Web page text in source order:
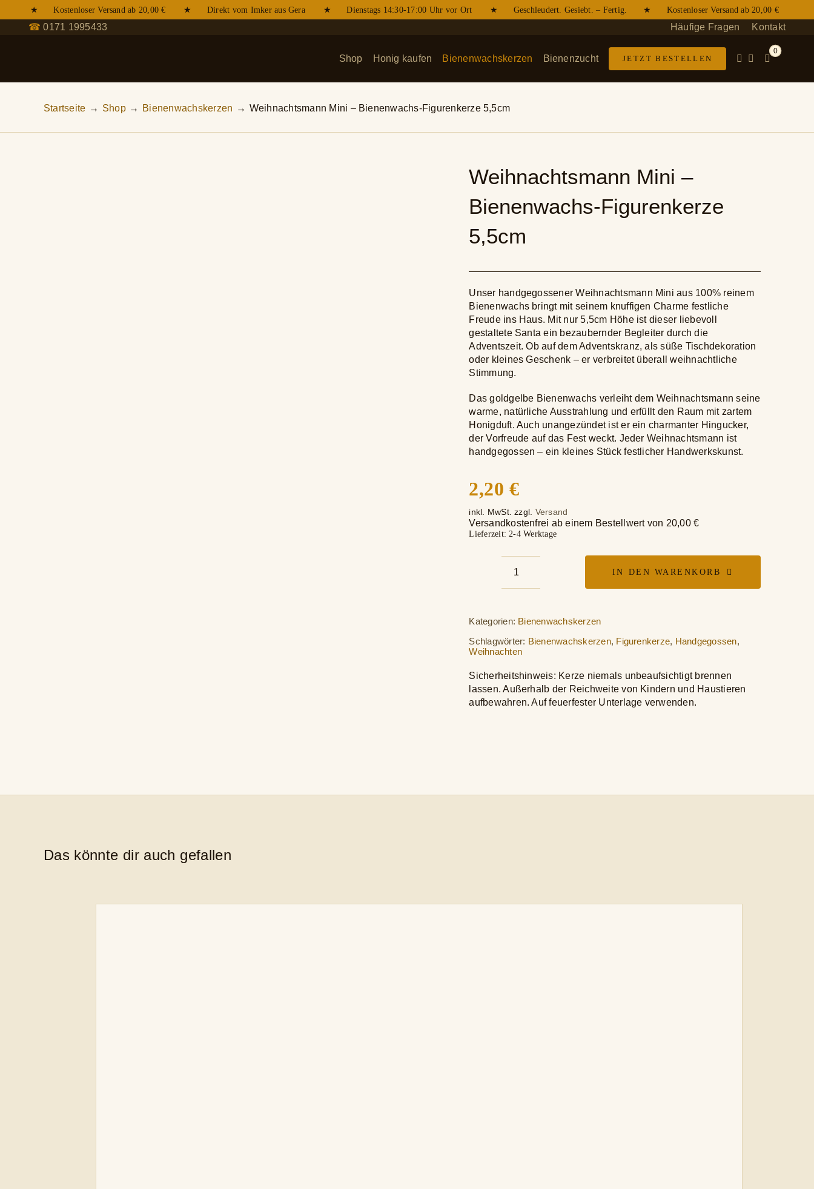
Inhalt
springen
★ Kostenloser Versand ab 20,00 € ★ Direkt vom Imker aus Gera ★ Dienstags 14:30-17:00 Uhr vor Ort ★ Geschleudert. Gesiebt. – Fertig. ★ Kostenloser Versand ab 20,00 € ★
☎0171 1995433 Häufige Fragen Kontakt
Shop Honig kaufen Bienenwachskerzen Bienenzucht JETZT BESTELLEN
0
Startseite Shop Bienenwachskerzen Weihnachtsmann Mini – Bienenwachs-Figurenkerze 5,5cm
Weihnachtsmann Mini –
Bienenwachs-Figurenkerze
5,5cm
Unser handgegossener Weihnachtsmann Mini aus 100% reinem
Bienenwachs bringt mit seinem knuffigen Charme festliche
Freude ins Haus. Mit nur 5,5cm Höhe ist dieser liebevoll
gestaltete Santa ein bezaubernder Begleiter durch die
Adventszeit. Ob auf dem Adventskranz, als süße Tischdekoration
oder kleines Geschenk – er verbreitet überall weihnachtliche
Stimmung.
Das goldgelbe Bienenwachs verleiht dem Weihnachtsmann seine
warme, natürliche Ausstrahlung und erfüllt den Raum mit zartem
Honigduft. Auch unangezündet ist er ein charmanter Hingucker,
der Vorfreude auf das Fest weckt. Jeder Weihnachtsmann ist
handgegossen – ein kleines Stück festlicher Handwerkskunst.
2,20 €
inkl. MwSt. zzgl. Versand
Versandkostenfrei ab einem Bestellwert von 20,00 €
Lieferzeit: 2-4 Werktage
Mini
Bienenwachs-
5,5cm
Menge
IN DEN WARENKORB
Kategorien: Bienenwachskerzen
Schlagwörter: Bienenwachskerzen, Figurenkerze, Handgegossen,
Weihnachten
Sicherheitshinweis: Kerze niemals unbeaufsichtigt brennen
lassen. Außerhalb der Reichweite von Kindern und Haustieren
aufbewahren. Auf feuerfester Unterlage verwenden.
Das könnte dir auch gefallen